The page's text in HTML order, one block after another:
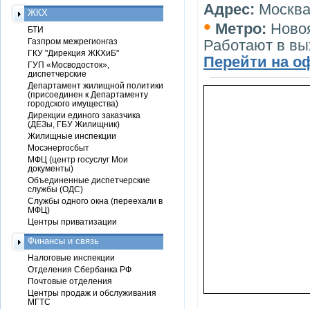
Адрес:
• Метро:
Работают в
Перейти на
ЖКХ
БТИ
Газпром межрегионгаз
ГКУ "Дирекция ЖКХиБ"
ГУП «Мосводосток»,
диспетчерские
Департамент жилищной политики
(присоединен к Департаменту
городского имущества)
Дирекции единого заказчика
(ДЕЗы, ГБУ Жилищник)
Жилищные инспекции
Мосэнергосбыт
МФЦ (центр госуслуг Мои
документы)
Объединенные диспетчерские
службы (ОДС)
Службы одного окна (переехали в
МФЦ)
Центры приватизации
Финансы и связь
Налоговые инспекции
Отделения Сбербанка РФ
Почтовые отделения
Центры продаж и обслуживания
МГТС